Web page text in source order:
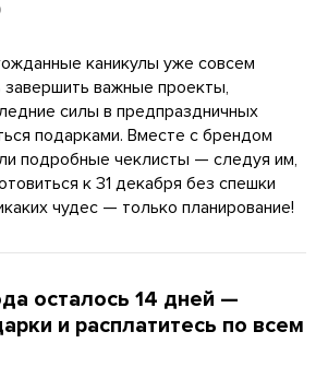
каникулы уже совсем
завершить важные проекты,
силы в предпраздничных
подарками. Вместе с брендом
подробные чеклисты — следуя им,
к 31 декабря без спешки
чудес — только планирование!
осталось 14 дней —
и расплатитесь по всем